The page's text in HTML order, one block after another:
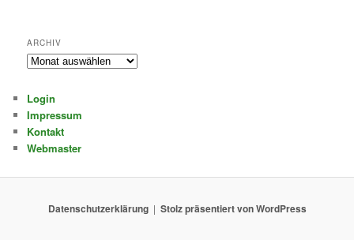
ARCHIV
Archiv
Login
Impressum
Kontakt
Webmaster
Datenschutzerklärung Stolz präsentiert von WordPress